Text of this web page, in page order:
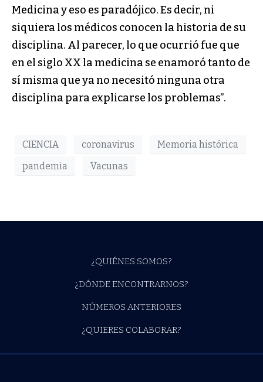
Medicina y eso es paradójico. Es decir, ni
siquiera los médicos conocen la historia de su
disciplina. Al parecer, lo que ocurrió fue que
en el siglo XX la medicina se enamoró tanto de
sí misma que ya no necesitó ninguna otra
disciplina para explicarse los problemas”.
CIENCIA coronavirus
Memoria histórica
pandemia
Vacunas
¿QUIÉNES SOMOS?
¿DÓNDE ENCONTRARNOS?
NÚMEROS ANTERIORES
¿QUIERES COLABORAR?